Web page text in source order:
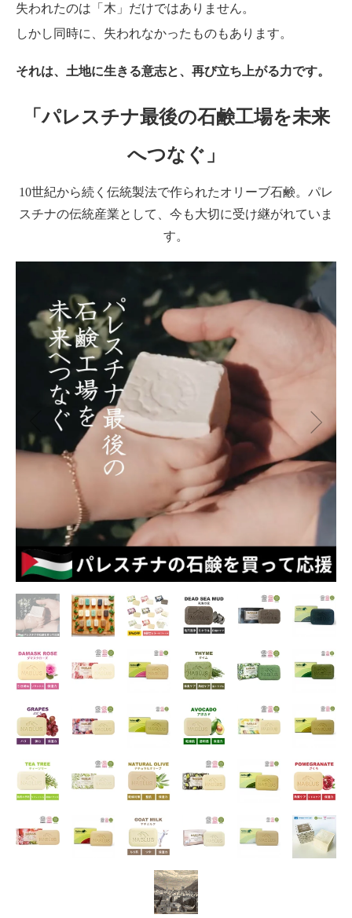
失われたのは「木」だけではありません。
しかし同時に、失われなかったものもあります。
それは、土地に生きる意志と、再び立ち上がる力です。
「パレスチナ最後の石鹸工場を未来
へつなぐ」
10世紀から続く伝統製法で作られたオリーブ石鹸。パレ
スチナの伝統産業として、今も大切に受け継がれていま
す。